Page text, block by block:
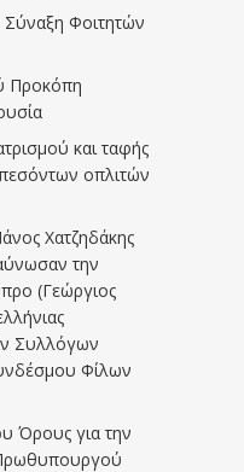
Σύναξη Φοιτητών
Προκόπη
και ταφής
οπλιτών
Χατζηδάκης
την
(Γεώργιος
Συλλόγων
Φίλων
Όρους για την